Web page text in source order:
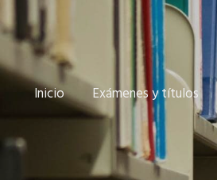
Inicio Exámenes y títulos